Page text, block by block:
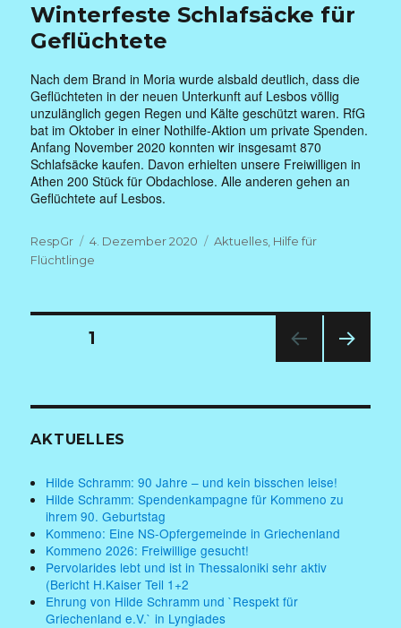
Winterfeste Schlafsäcke für
Geflüchtete
Nach dem Brand in Moria wurde alsbald deutlich, dass die
Geflüchteten in der neuen Unterkunft auf Lesbos völlig
unzulänglich gegen Regen und Kälte geschützt waren. RfG
bat im Oktober in einer Nothilfe-Aktion um private Spenden.
Anfang November 2020 konnten wir insgesamt 870
Schlafsäcke kaufen. Davon erhielten unsere Freiwilligen in
Athen 200 Stück für Obdachlose. Alle anderen gehen an
Geflüchtete auf Lesbos.
Autor
RespGr
Veröffentlicht
am
4. Dezember 2020 Kategorien
Aktuelles Hilfe für
Flüchtlinge
Seitennummerierung
Beiträge
SEITE1
SEIT
AKTUELLES
Hilde Schramm: 90 Jahre – und kein bisschen leise!
Hilde Schramm: Spendenkampagne für Kommeno zu
ihrem 90. Geburtstag
Kommeno: Eine NS-Opfergemeinde in Griechenland
Kommeno 2026: Freiwillige gesucht!
Pervolarides lebt und ist in Thessaloniki sehr aktiv
(Bericht H.Kaiser Teil 1+2
Ehrung von Hilde Schramm und `Respekt für
Griechenland e.V.` in Lyngiades